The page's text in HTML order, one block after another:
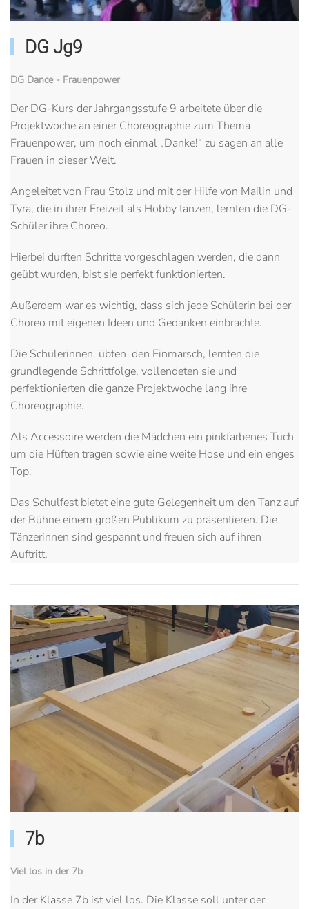
DG Jg9
DG Dance - Frauenpower
Der DG-Kurs der Jahrgangsstufe 9 arbeitete über die
Projektwoche an einer Choreographie zum Thema
Frauenpower, um noch einmal „Danke!“ zu sagen an alle
Frauen in dieser Welt.
Angeleitet von Frau Stolz und mit der Hilfe von Mailin und
Tyra, die in ihrer Freizeit als Hobby tanzen, lernten die DG-
Schüler ihre Choreo.
Hierbei durften Schritte vorgeschlagen werden, die dann
geübt wurden, bist sie perfekt funktionierten.
Außerdem war es wichtig, dass sich jede Schülerin bei der
Choreo mit eigenen Ideen und Gedanken einbrachte.
Die Schülerinnen übten den Einmarsch, lernten die
grundlegende Schrittfolge, vollendeten sie und
perfektionierten die ganze Projektwoche lang ihre
Choreographie.
Als Accessoire werden die Mädchen ein pinkfarbenes Tuch
um die Hüften tragen sowie eine weite Hose und ein enges
Top.
Das Schulfest bietet eine gute Gelegenheit um den Tanz auf
der Bühne einem großen Publikum zu präsentieren. Die
Tänzerinnen sind gespannt und freuen sich auf ihren
Auftritt.
7b
Viel los in der 7b
In der Klasse 7b ist viel los. Die Klasse soll unter der